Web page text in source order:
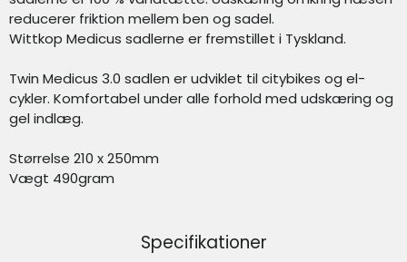
reducerer friktion mellem ben og sadel.
Wittkop Medicus sadlerne er fremstillet i Tyskland.
Twin Medicus 3.0 sadlen er udviklet til citybikes og el-
cykler. Komfortabel under alle forhold med udskæring og
gel indlæg.
Størrelse 210 x 250mm
Vægt 490gram
Specifikationer